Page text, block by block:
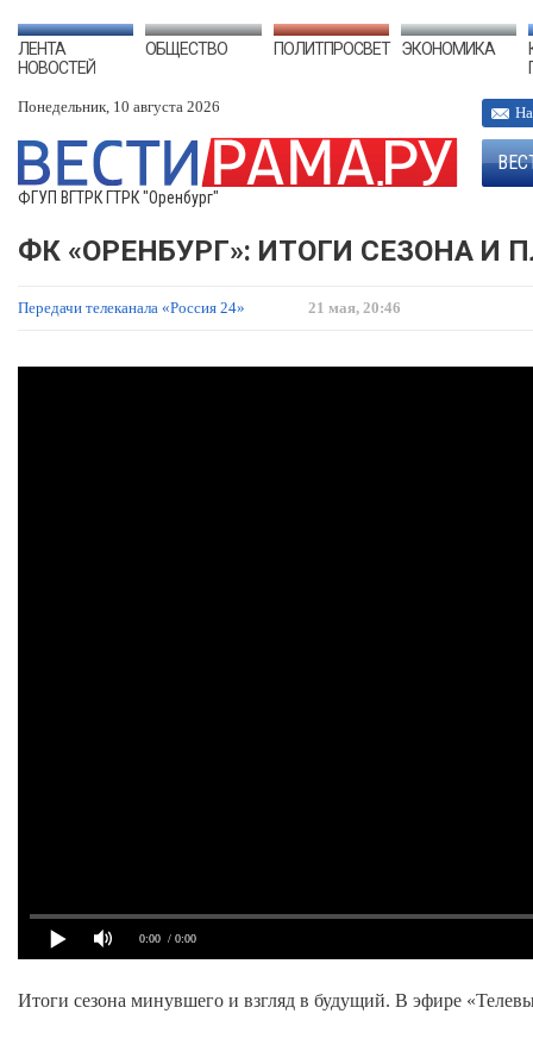
ЛЕНТА
НОВОСТЕЙ
ОБЩЕСТВО ПОЛИТПРОСВЕТ ЭКОНОМИКА
Понедельник, 10 августа 2026
ФГУП ВГТРК ГТРК "Оренбург"
ФК «ОРЕНБУРГ»: ИТОГИ СЕЗОНА И
Передачи телеканала «Россия 24» 21 мая, 20:46
0:00 / 0:00
Итоги сезона минувшего и взгляд в будущий. В эфире